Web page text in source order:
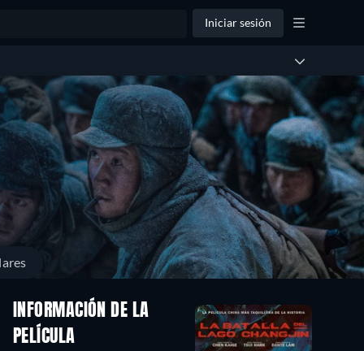
Iniciar sesión
INFORMACIÓN DE LA
PELÍCULA